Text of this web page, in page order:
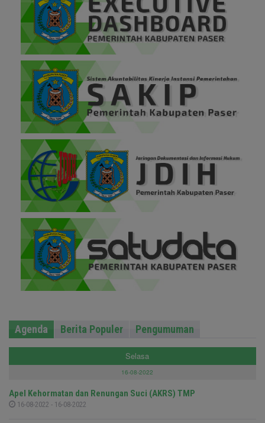
Agenda Berita Populer Pengumuman
Selasa
16-08-2022
Apel Kehormatan dan Renungan Suci (AKRS) TMP
16-08-2022 - 16-08-2022